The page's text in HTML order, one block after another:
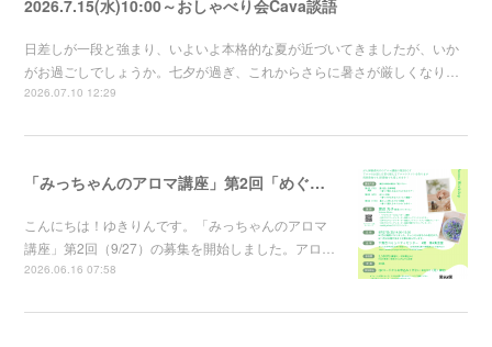
2026.7.15(水)10:00～おしゃべり会Cava談語
日差しが一段と強まり、いよいよ本格的な夏が近づいてきましたが、いか
がお過ごしでしょうか。七夕が過ぎ、これからさらに暑さが厳しくなり…
2026.07.10 12:29
「みっちゃんのアロマ講座」第2回「めぐりと休息」～香りでゆるめるバスソルト講座～の募集を開始しました
こんにちは！ゆきりんです。「みっちゃんのアロマ
講座」第2回（9/27）の募集を開始しました。アロ…
2026.06.16 07:58